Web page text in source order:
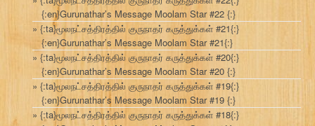
{:en}Gurunathar’s Message Moolam Star #22 {:}
{:ta}மூலநட்சத்திரத்தில் குருநாதர் கருத்துக்கள் #21{:}
{:en}Gurunathar’s Message Moolam Star #21{:}
{:ta}மூலநட்சத்திரத்தில் குருநாதர் கருத்துக்கள் #20{:}
{:en}Gurunathar’s Message Moolam Star #20 {:}
{:ta}மூலநட்சத்திரத்தில் குருநாதர் கருத்துக்கள் #19{:}
{:en}Gurunathar’s Message Moolam Star #19 {:}
{:ta}மூலநட்சத்திரத்தில் குருநாதர் கருத்துக்கள் #18{:}